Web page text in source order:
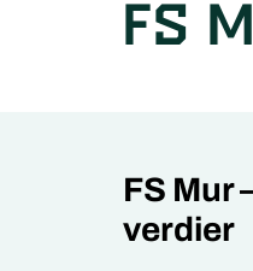
FS
FS Mur
verdier